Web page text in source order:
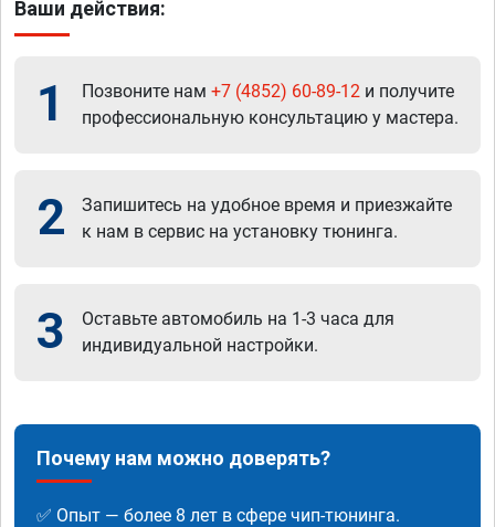
Ваши действия:
1 Позвоните нам +7 (4852) 60-89-12 и получите
профессиональную консультацию у мастера.
2
Запишитесь на удобное время и приезжайте
к нам в сервис на установку тюнинга.
3
Оставьте автомобиль на 1-3 часа для
индивидуальной настройки.
Почему нам можно доверять?
✅ Опыт — более 8 лет в сфере чип-тюнинга.